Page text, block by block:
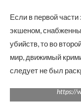
Если в первой
экшеном,
убийств, то во
мир, движимый
следует не был
https://